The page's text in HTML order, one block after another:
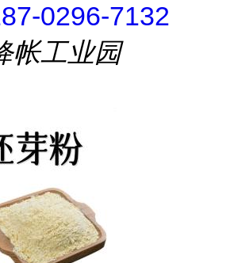
0296-7132
帐工业园